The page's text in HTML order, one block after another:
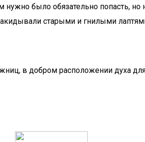
было обязательно попасть,
старыми и гнилыми
в добром расположении духа